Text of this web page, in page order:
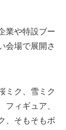
業や特設ブー
会場で展開さ
ミク、雪ミク
ィギュア、
、そもそもボ